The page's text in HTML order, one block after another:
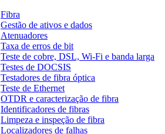
Fibra
Gestão de ativos e dados
Atenuadores
Taxa de erros de bit
Teste de cobre, DSL, Wi-Fi e banda larga
Testes de DOCSIS
Testadores de fibra óptica
Teste de Ethernet
OTDR e caracterização de fibra
Identificadores de fibras
Limpeza e inspeção de fibra
Localizadores de falhas